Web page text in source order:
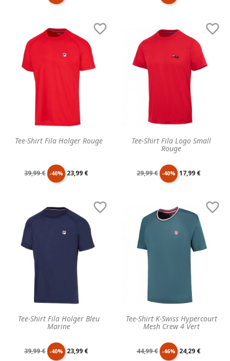
base base
Tee-Shirt Fila Holger Rouge

Prix
base
39,99 € -40% Prix
23,99 €
Tee-Shirt Fila Logo Small
Rouge

Prix
base
29,99 € -40% Prix
17,99 €
Tee-Shirt Fila Holger Bleu
Marine

Prix
39,99 € -40% Prix
23,99 €
Tee-Shirt K-Swiss Hypercourt
Mesh Crew 4 Vert

Prix
44,99 € -46% Prix
24,29 €